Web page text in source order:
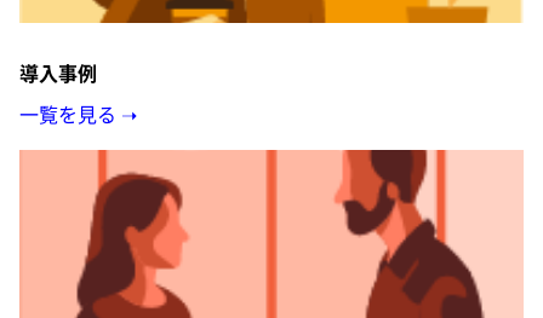
導入事例
一覧を見る ➝